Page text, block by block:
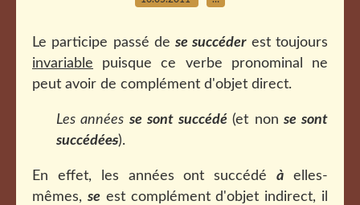
Le participe passé dese succéderest toujours
invariable puisque ce verbe pronominal ne
peut avoir de complément d'objet direct.
Les années se sont succédé (et non se sont
succédées).
En effet, les années ont succédéà elles-
mêmes, seest complément d'objet indirect, il